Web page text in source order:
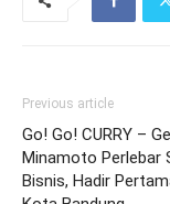
Previous article
Go! Go! CURRY –
Minamoto Perlebar
Bisnis, Hadir